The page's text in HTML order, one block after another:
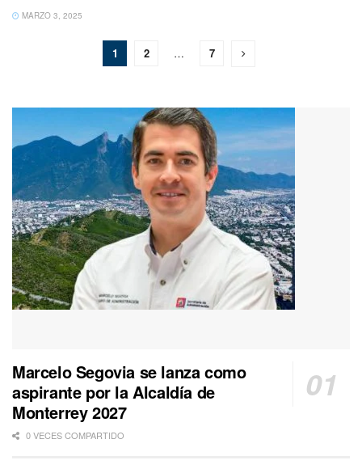
MARZO 3, 2025
1 2 … 7
Marcelo Segovia se lanza como
aspirante por la Alcaldía de
Monterrey 2027
0 VECES COMPARTIDO